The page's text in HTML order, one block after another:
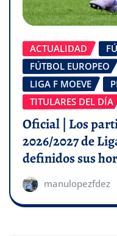
ACTUALIDAD
FÚTBOL EUROPEO
LIGA F MOEVE
TITULARES DEL DÍA
Oficial | Los
2026/2027 de
definidos sus
manulopezfdez